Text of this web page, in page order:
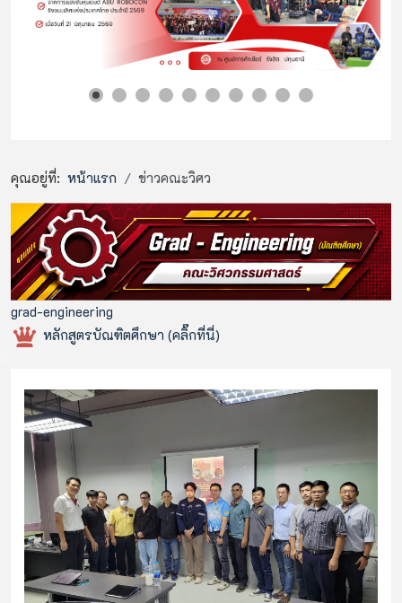
คุณอยู่ที่: หน้าแรก ข่าวคณะวิศว
grad-engineering
หลักสูตรบัณฑิตศึกษา (คลิ๊กที่นี่)